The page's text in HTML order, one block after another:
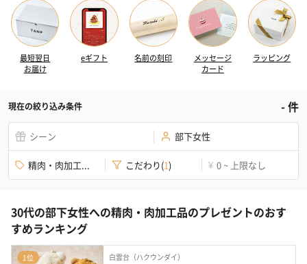
最短翌日
お届け
eギフト 名前の刻印
メッセージ
カード
ラッピング
現在の絞り込み条件 -件
シーン 部下女性
精肉・肉加工... こだわり(1) ¥ 0 ~ 上限なし
30代の部下女性への精肉・肉加工品のプレゼントのおす
すめランキング
1位 白雲台（ハクウンダイ）